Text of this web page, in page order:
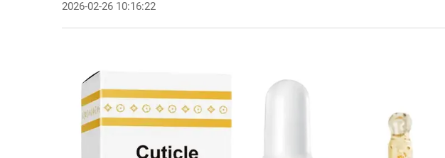
2026-02-26 10:16:22